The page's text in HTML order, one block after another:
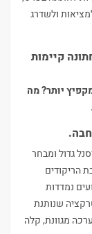
ולשדרג
קיימות
יותר? מה
גדול ומבחר
הריקודים
נמדדות
שנותנת
מגוונת, קלה